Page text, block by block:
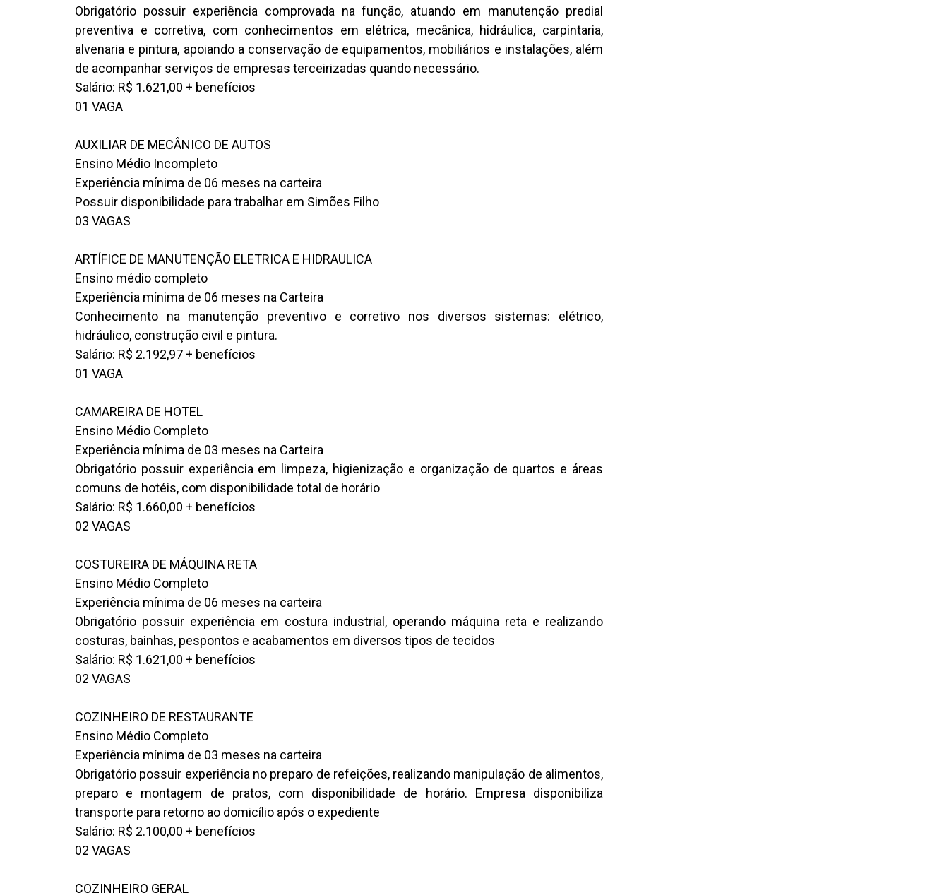
Obrigatório possuir experiência comprovada na função, atuando em manutenção predial
preventiva e corretiva, com conhecimentos em elétrica, mecânica, hidráulica, carpintaria,
alvenaria e pintura, apoiando a conservação de equipamentos, mobiliários e instalações, além
de acompanhar serviços de empresas terceirizadas quando necessário.
Salário: R$ 1.621,00 + benefícios
01 VAGA
AUXILIAR DE MECÂNICO DE AUTOS
Ensino Médio Incompleto
Experiência mínima de 06 meses na carteira
Possuir disponibilidade para trabalhar em Simões Filho
03 VAGAS
ARTÍFICE DE MANUTENÇÃO ELETRICA E HIDRAULICA
Ensino médio completo
Experiência mínima de 06 meses na Carteira
Conhecimento na manutenção preventivo e corretivo nos diversos sistemas: elétrico,
hidráulico, construção civil e pintura.
Salário: R$ 2.192,97 + benefícios
01 VAGA
CAMAREIRA DE HOTEL
Ensino Médio Completo
Experiência mínima de 03 meses na Carteira
Obrigatório possuir experiência em limpeza, higienização e organização de quartos e áreas
comuns de hotéis, com disponibilidade total de horário
Salário: R$ 1.660,00 + benefícios
02 VAGAS
COSTUREIRA DE MÁQUINA RETA
Ensino Médio Completo
Experiência mínima de 06 meses na carteira
Obrigatório possuir experiência em costura industrial, operando máquina reta e realizando
costuras, bainhas, pespontos e acabamentos em diversos tipos de tecidos
Salário: R$ 1.621,00 + benefícios
02 VAGAS
COZINHEIRO DE RESTAURANTE
Ensino Médio Completo
Experiência mínima de 03 meses na carteira
Obrigatório possuir experiência no preparo de refeições, realizando manipulação de alimentos,
preparo e montagem de pratos, com disponibilidade de horário. Empresa disponibiliza
transporte para retorno ao domicílio após o expediente
Salário: R$ 2.100,00 + benefícios
02 VAGAS
COZINHEIRO GERAL